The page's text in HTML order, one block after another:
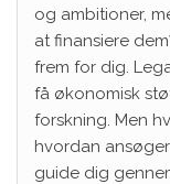
og ambitioner,
at finansiere
frem for dig.
få økonomisk
forskning. Men
hvordan
guide dig